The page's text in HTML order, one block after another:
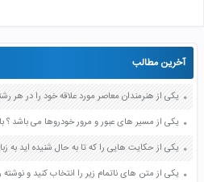
آخرین مطالب
یکی از مسیر های عبور و مرور خودروها می باشد